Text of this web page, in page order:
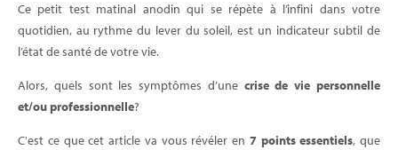
Ce petit test matinal anodin qui se répète à l’infini dans votre
quotidien, au rythme du lever du soleil, est un indicateur subtil de
l’état de santé de votre vie.
Alors, quels sont les symptômes d’une crise de vie personnelle
et/ou professionnelle?
C'est ce que cet article va vous révéler en 7 points essentiels, que